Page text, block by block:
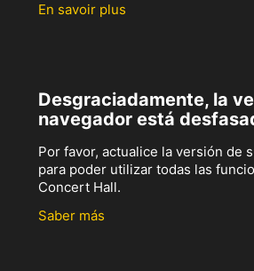
En savoir plus
Desgraciadamente, la
navegador está
Por favor, actualice la versión de
para poder utilizar todas las
Concert Hall.
Saber más